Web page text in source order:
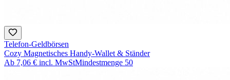
Telefon-Geldbörsen
Cozy Magnetisches Handy-Wallet & Ständer
Ab 7,06 € incl. MwStMindestmenge 50